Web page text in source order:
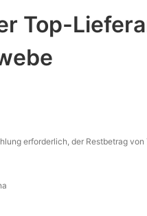
Top-
erforderlich, der Restbetrag